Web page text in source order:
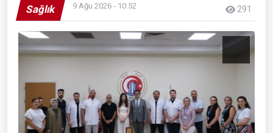
Sağlık 9 Ağu 2026 - 10:52 291